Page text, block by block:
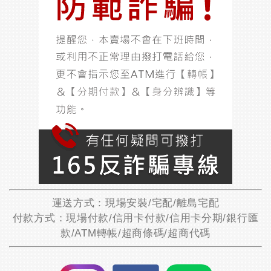
運送方式：現場安裝/宅配/離島宅配
付款方式：現場付款/信用卡付款/信用卡分期/銀行匯
款/ATM轉帳/超商條碼/超商代碼